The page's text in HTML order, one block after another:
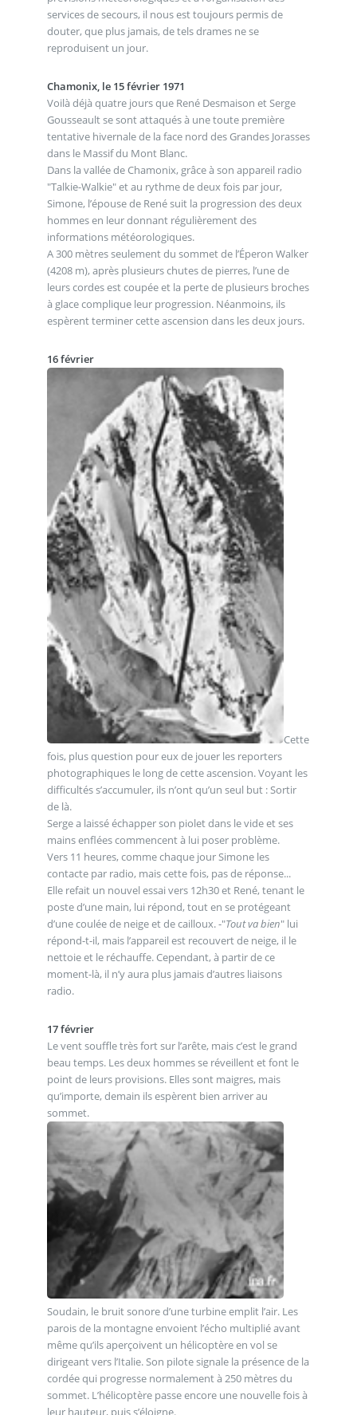
services de secours, il nous est toujours permis de
douter, que plus jamais, de tels drames ne se
reproduisent un jour.
Chamonix, le 15 février 1971
Voilà déjà quatre jours que René Desmaison et Serge
Gousseault se sont attaqués à une toute première
tentative hivernale de la face nord des Grandes Jorasses
dans le Massif du Mont Blanc.
Dans la vallée de Chamonix, grâce à son appareil radio
"Talkie-Walkie" et au rythme de deux fois par jour,
Simone, l’épouse de René suit la progression des deux
hommes en leur donnant régulièrement des
informations météorologiques.
A 300 mètres seulement du sommet de l’Éperon Walker
(4208 m), après plusieurs chutes de pierres, l’une de
leurs cordes est coupée et la perte de plusieurs broches
à glace complique leur progression. Néanmoins, ils
espèrent terminer cette ascension dans les deux jours.
16 février
Cette
fois, plus question pour eux de jouer les reporters
photographiques le long de cette ascension. Voyant les
difficultés s’accumuler, ils n’ont qu’un seul but : Sortir
de là.
Serge a laissé échapper son piolet dans le vide et ses
mains enflées commencent à lui poser problème.
Vers 11 heures, comme chaque jour Simone les
contacte par radio, mais cette fois, pas de réponse...
Elle refait un nouvel essai vers 12h30 et René, tenant le
poste d’une main, lui répond, tout en se protégeant
d’une coulée de neige et de cailloux. -"Tout va bien" lui
répond-t-il, mais l’appareil est recouvert de neige, il le
nettoie et le réchauffe. Cependant, à partir de ce
moment-là, il n’y aura plus jamais d’autres liaisons
radio.
17 février
Le vent souffle très fort sur l’arête, mais c’est le grand
beau temps. Les deux hommes se réveillent et font le
point de leurs provisions. Elles sont maigres, mais
qu’importe, demain ils espèrent bien arriver au
sommet.
Soudain, le bruit sonore d’une turbine emplit l’air. Les
parois de la montagne envoient l’écho multiplié avant
même qu’ils aperçoivent un hélicoptère en vol se
dirigeant vers l’Italie. Son pilote signale la présence de la
cordée qui progresse normalement à 250 mètres du
sommet. L’hélicoptère passe encore une nouvelle fois à
leur hauteur, puis s’éloigne.